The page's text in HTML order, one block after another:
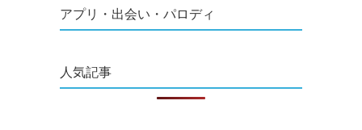
アプリ・出会い・パロディ
人気記事